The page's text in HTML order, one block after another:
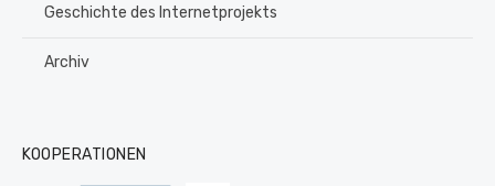
Geschichte des Internetprojekts
Archiv
KOOPERATIONEN